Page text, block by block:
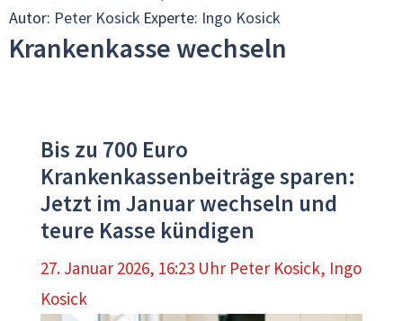
Autor: Peter Kosick Experte: Ingo Kosick
Krankenkasse wechseln
Bis zu 700 Euro
Krankenkassenbeiträge sparen:
Jetzt im Januar wechseln und
teure Kasse kündigen
27. Januar 2026, 16:23 Uhr Peter Kosick, Ingo
Kosick